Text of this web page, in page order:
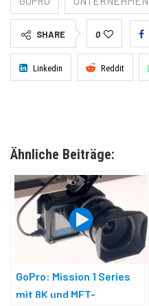
SHARE 0
Linkedin Reddit
Ähnliche Beiträge:
GoPro: Mission 1 Series
mit 8K und MFT-